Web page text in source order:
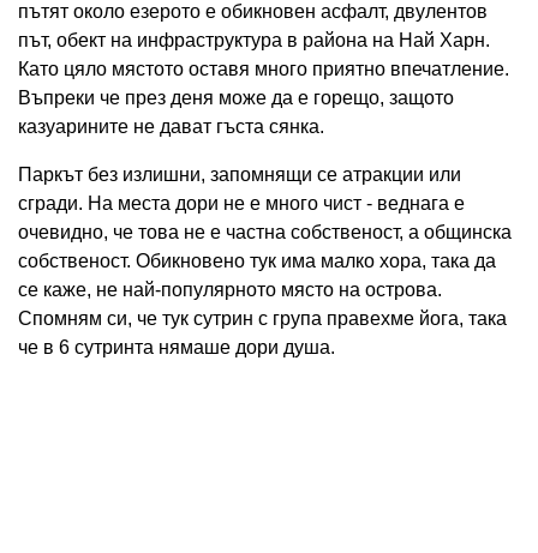
пътят около езерото е обикновен асфалт, двулентов
път, обект на инфраструктура в района на Най Харн.
Като цяло мястото оставя много приятно впечатление.
Въпреки че през деня може да е горещо, защото
казуарините не дават гъста сянка.
Паркът без излишни, запомнящи се атракции или
сгради. На места дори не е много чист - веднага е
очевидно, че това не е частна собственост, а общинска
собственост. Обикновено тук има малко хора, така да
се каже, не най-популярното място на острова.
Спомням си, че тук сутрин с група правехме йога, така
че в 6 сутринта нямаше дори душа.